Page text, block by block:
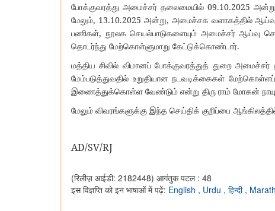
போக்குவரத்து அமைச்சர் தலைமையில் 09.10.2025அன்று
மேலும், 13.10.2025 அன்று, அமைச்சக வளாகத்தில் ஆய்வு
பணிகள், நூலக செயல்பாடுகளையும் அமைச்சர் ஆய்வு
தொடர்ந்து மேற்கொள்ளுமாறு கேட்டுக்கொண்டார்.
மத்திய சிவில் விமானப் போக்குவரத்துத் துறை அமைச்சர்
மேம்படுத்துவதில் உறுதியான நடவடிக்கைகள்
இணைத்துக்கொள்ள வேண்டும் என்று திரு ராம் மோகன்
மேலும் விவரங்களுக்கு இந்த செய்திக் குறிப்பை
AD/SV/RJ
(रिलीज़ आईडी: 2182448) आगंतुक पटल : 48
इस विज्ञप्ति को इन भाषाओं में पढ़ें: English , Urdu , हिन्दी ,